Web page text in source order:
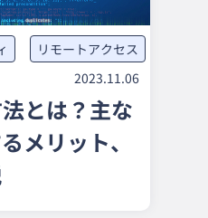
リモートアクセス
2023.11.06
とは？主な
メリット、